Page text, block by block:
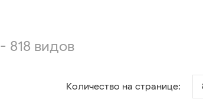
- 818 видов
Количество на странице: